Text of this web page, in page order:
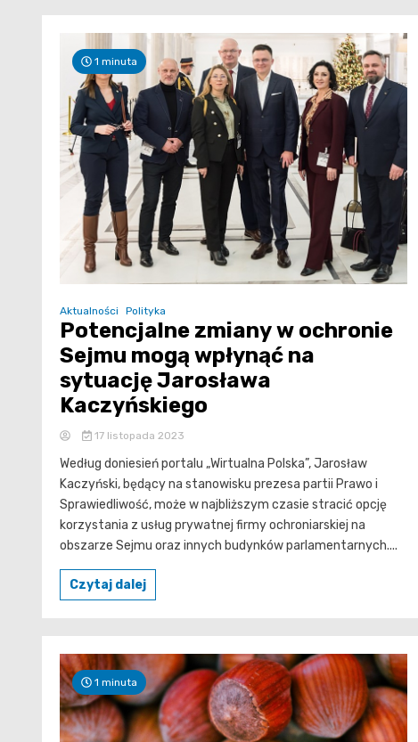
1 minuta
Aktualności Polityka
Potencjalne zmiany w ochronie
Sejmu mogą wpłynąć na
sytuację Jarosława
Kaczyńskiego
17 listopada 2023
Według doniesień portalu „Wirtualna Polska”, Jarosław
Kaczyński, będący na stanowisku prezesa partii Prawo i
Sprawiedliwość, może w najbliższym czasie stracić opcję
korzystania z usług prywatnej firmy ochroniarskiej na
obszarze Sejmu oraz innych budynków parlamentarnych....
Czytaj dalej
1 minuta